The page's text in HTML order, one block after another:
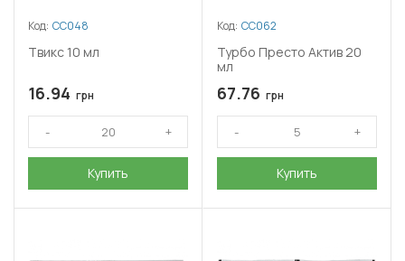
Код: СС048
Твикс 10 мл
16.94 грн
Купить
Код: СС062
Турбо Престо Актив 20
мл
67.76 грн
Купить